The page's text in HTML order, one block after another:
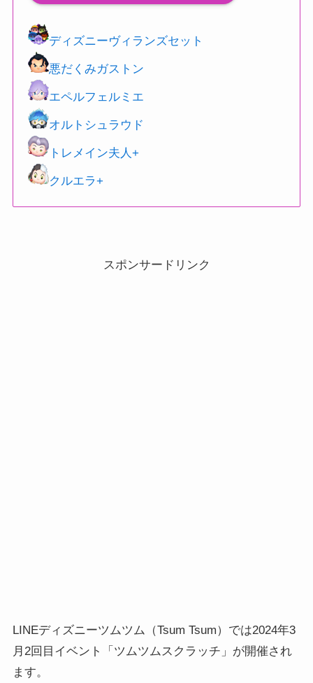
ディズニーヴィランズセット
悪だくみガストン
エペルフェルミエ
オルトシュラウド
トレメイン夫人+
クルエラ+
スポンサードリンク
LINEディズニーツムツム（Tsum Tsum）では2024年3
月2回目イベント「ツムツムスクラッチ」が開催され
ます。